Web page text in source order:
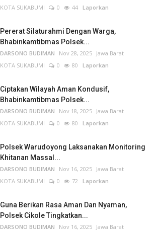
KOTA SUKABUMI
0 44 Laporkan
Pererat Silaturahmi Dengan Warga,
Bhabinkamtibmas Polsek...
DARSONO BUDIMAN Nov 28, 2025 Jawa Barat
KOTA SUKABUMI
0 80 Laporkan
Ciptakan Wilayah Aman Kondusif,
Bhabinkamtibmas Polsek...
DARSONO BUDIMAN Nov 18, 2025 Jawa Barat
KOTA SUKABUMI
0 80 Laporkan
Polsek Warudoyong Laksanakan Monitoring
Khitanan Massal...
DARSONO BUDIMAN Nov 16, 2025 Jawa Barat
KOTA SUKABUMI
0 72 Laporkan
Guna Berikan Rasa Aman Dan Nyaman,
Polsek Cikole Tingkatkan...
DARSONO BUDIMAN Nov 16, 2025 Jawa Barat